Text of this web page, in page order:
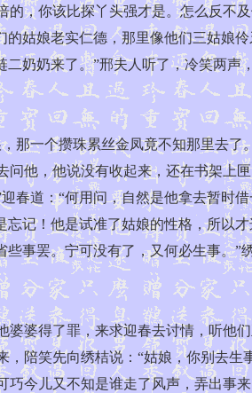
的，你该比探丫头强才是。怎么反不
姑娘老实仁德，那里像他们三姑娘
二奶奶来了。”邢夫人听了，冷笑两
个攒珠累丝金凤竟不知那里去了
问他，他说没有收起来，还在书架上
春道：“何用问，自然是他拿去暂时
忘记！他是试准了姑娘的性格，所以
些事罢。宁可没有了，又何必生事。
得了罪，来求迎春去讨情，听他们
，陪笑先向绣桔说：“姑娘，你别去
今儿又不知是谁走了风声，弄出事